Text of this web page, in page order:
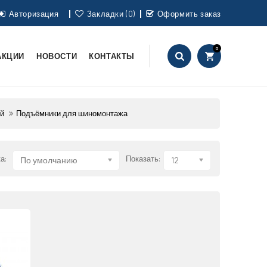
Авторизация Закладки (0) Оформить заказ
0
НОВОСТИ КОНТАКТЫ
Подъёмники для шиномонтажа
По умолчанию Показать: 12